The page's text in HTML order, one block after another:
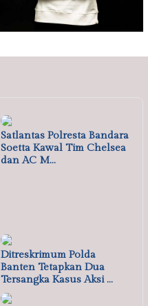
Satlantas Polresta Bandara
Soetta Kawal Tim Chelsea
dan AC M…
Ditreskrimum Polda
Banten Tetapkan Dua
Tersangka Kasus Aksi …